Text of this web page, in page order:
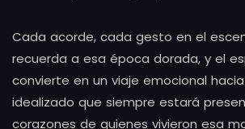
Cada acorde, cada gesto en el
recuerda a esa época dorada, y el
convierte en un viaje emocional
idealizado que siempre estará
corazones de quienes vivieron esa